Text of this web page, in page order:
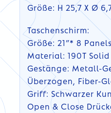
Größe: H 25,7 X Ø
Taschenschirm:
Größe: 21”* 8
Material: 190T
Gestänge: Metall-
Überzogen, Fiber-
Griff: Schwarzer
Open & Close